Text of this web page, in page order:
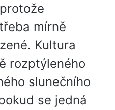
mírně
Kultura
rozptýleného
slunečního
se jedná